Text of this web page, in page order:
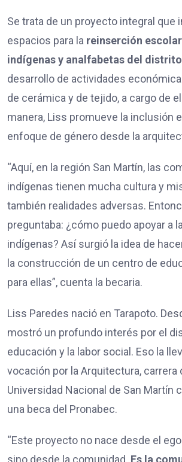
Se trata de un proyecto integral que
espacios para la reinserción
indígenas y analfabetas del distrito
desarrollo de actividades
de cerámica y de tejido, a cargo de
manera, Liss promueve la inclusión
enfoque de género desde la
“Aquí, en la región San Martín, las
indígenas tienen mucha cultura y
también realidades adversas.
preguntaba: ¿cómo puedo apoyar a
indígenas? Así surgió la idea de
la construcción de un centro de
para ellas”, cuenta la becaria.
Liss Paredes nació en Tarapoto.
mostró un profundo interés por el
educación y la labor social. Eso la
vocación por la Arquitectura, carrera
Universidad Nacional de San Martín
una beca del Pronabec.
“Este proyecto no nace desde el
sino desde la comunidad. Es la